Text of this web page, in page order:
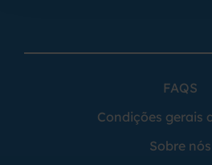
FAQS
Condições gerais
Sobre nós